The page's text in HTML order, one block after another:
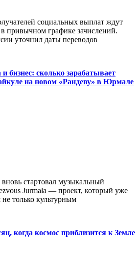
социальных выплат ждут
привычном графике зачислений.
уточнил даты переводов
бизнес: сколько зарабатывает
на новом «Рандеву» в Юрмале
стартовал музыкальный
Jurmala — проект, который уже
не только культурным
когда космос приблизится к Земле